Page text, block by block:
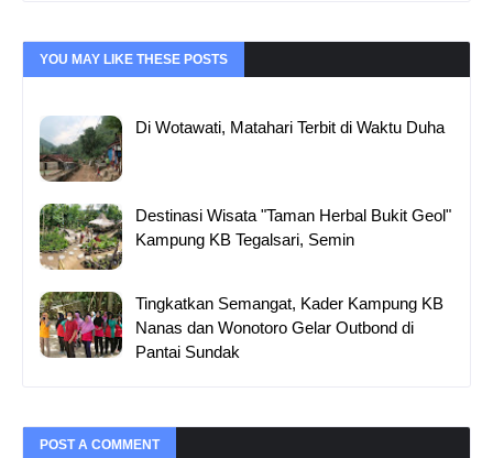
YOU MAY LIKE THESE POSTS
Di Wotawati, Matahari Terbit di Waktu Duha
Destinasi Wisata "Taman Herbal Bukit Geol"
Kampung KB Tegalsari, Semin
Tingkatkan Semangat, Kader Kampung KB
Nanas dan Wonotoro Gelar Outbond di
Pantai Sundak
POST A COMMENT